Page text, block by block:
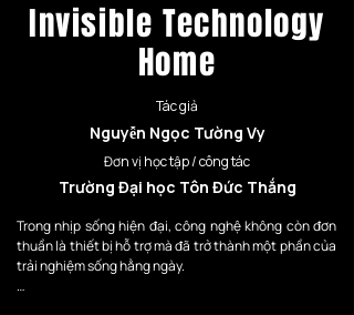
Invisible Technology
Home
Tác giả
Nguyễn Ngọc Tường Vy
Đơn vị học tập / công tác
Trường Đại học Tôn Đức Thắng
Trong nhịp sống hiện đại, công nghệ không còn đơn
thuần là thiết bị hỗ trợ mà đã trở thành một phần của
trải nghiệm sống hằng ngày.